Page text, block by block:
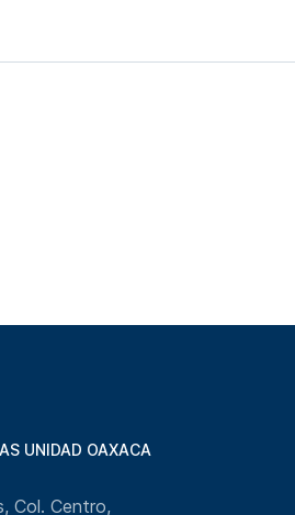
UNIDAD OAXACA
Col. Centro,